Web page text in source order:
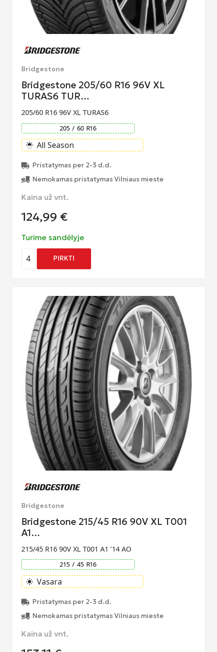
Bridgestone
Bridgestone 205/60 R16 96V XL
TURAS6 TUR…
205/60 R16 96V XL TURAS6
205 / 60 R16
sunny_snowing All Season
Pristatymas per 2-3 d.d.
Nemokamas pristatymas Vilniaus mieste
Kaina už vnt.
124,99 €
Turime sandėlyje
4 PIRKTI
Bridgestone
Bridgestone 215/45 R16 90V XL T001
A1…
215/45 R16 90V XL T001 A1 ’14 AO
215 / 45 R16
light_mode Vasara
Pristatymas per 2-3 d.d.
Nemokamas pristatymas Vilniaus mieste
Kaina už vnt.